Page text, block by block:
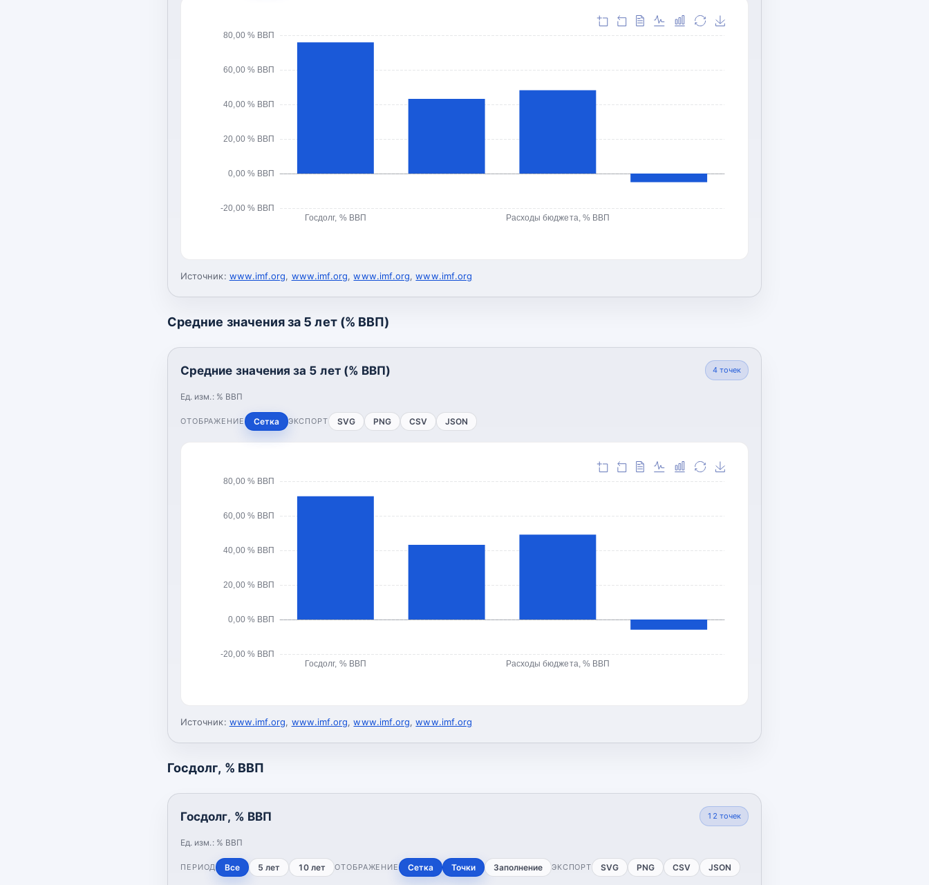
-20,00 % ВВП
0,00 % ВВП
20,00 % ВВП
40,00 % ВВП
60,00 % ВВП
80,00 % ВВП
Госдолг, % ВВП Расходы бюджета, % ВВП
Источник: www.imf.org, www.imf.org,www.imf.org,www.imf.org
Средние значения за 5 лет (% ВВП)
Средние значения за 5 лет (% ВВП)
Ед. изм.: % ВВП
4точек
ОТОБРАЖЕНИЕ Сетка ЭКСПОРТ SVG PNG CSV JSON
-20,00 % ВВП
0,00 % ВВП
20,00 % ВВП
40,00 % ВВП
60,00 % ВВП
80,00 % ВВП
Госдолг, % ВВП Расходы бюджета, % ВВП
Источник: www.imf.org, www.imf.org,www.imf.org,www.imf.org
Госдолг, % ВВП
Госдолг, % ВВП
Ед. изм.: % ВВП
12 точек
ПЕРИОД Все 5 лет 10 лет ОТОБРАЖЕНИЕ Сетка Точки Заполнение ЭКСПОРТ SVG PNG CSV JSON